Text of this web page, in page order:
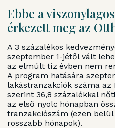
Ebbe a
érkezett meg az
A 3 százalékos
szeptember 1-jétől vált
az elmúlt tíz évben nem
A program hatására
lakástranzakciók száma az
szerint 36,8 százalékkal
az első nyolc hónapban
tranzakciószám (ezen
rosszabb hónapok).